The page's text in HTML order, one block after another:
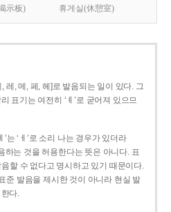
示板) 휴게실(休憩室)
, 레, 메, 페, 헤]로 발음되는 일이 있다. 그
표기는 여전히 ‘ㅖ’로 굳어져 있으므
’는 ‘ㅔ’로 소리 나는 경우가 있더라
하는 것을 허용한다는 뜻은 아니다. 표
할 수 없다고 명시하고 있기 때문이다.
준 발음을 제시한 것이 아니라 현실 발
다.